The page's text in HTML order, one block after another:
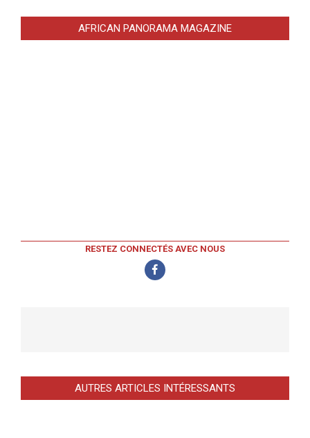
AFRICAN PANORAMA MAGAZINE
RESTEZ CONNECTÉS AVEC NOUS
AUTRES ARTICLES INTÉRESSANTS